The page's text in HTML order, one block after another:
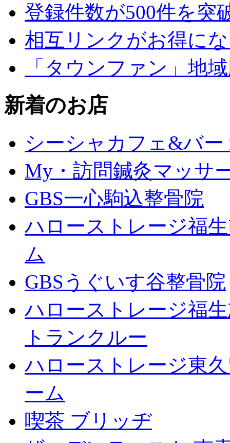
登録件数が500件を突
相互リンクがお得に
「タウンファン」地
新着のお店
シーシャカフェ&バー
My・訪問鍼灸マッサ
GBS一心駒込整骨院
ハローストレージ福
ム
GBSうぐいす谷整骨院
ハローストレージ福
トランクルー
ハローストレージ東
ーム
喫茶 ブリッヂ